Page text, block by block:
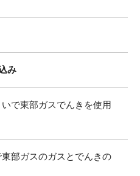
み
で東部ガスでんきを使用
部ガスのガスとでんきの